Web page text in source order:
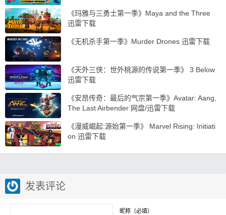
《玛雅与三勇士第一季》Maya and the Three
迅雷下载
《无机杀手第一季》Murder Drones 迅雷下载
《天外三侠：世外桃源的传说第一季》 3 Below
迅雷下载
《安昂传奇：最后的气宗第一季》Avatar: Aang,
The Last Airbender 网盘/迅雷下载
《漫威崛起:源始第一季》 Marvel Rising: Initiati
on 迅雷下载
发表评论
昵称（必填）